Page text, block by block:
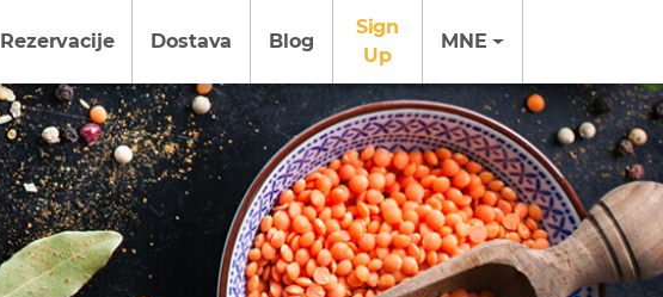
Rezervacije Dostava Blog
Sign
Up
MNE